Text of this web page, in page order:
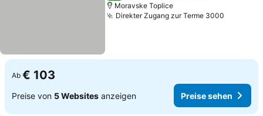
Moravske Toplice
Direkter Zugang zur Terme 3000
Ab € 103
Preise von 5 Websites anzeigen Preise sehen